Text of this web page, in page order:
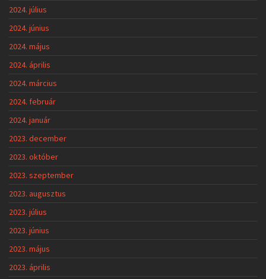
2024. július
2024. június
2024. május
2024. április
2024. március
2024. február
2024. január
2023. december
2023. október
2023. szeptember
2023. augusztus
2023. július
2023. június
2023. május
2023. április